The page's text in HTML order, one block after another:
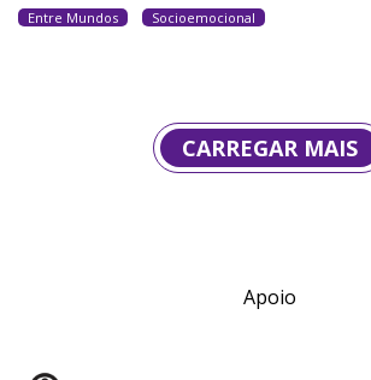
Entre Mundos
Socioemocional
CARREGAR MAIS
Apoio